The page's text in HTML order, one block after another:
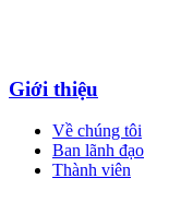
Giới thiệu
Về chúng tôi
Ban lãnh đạo
Thành viên